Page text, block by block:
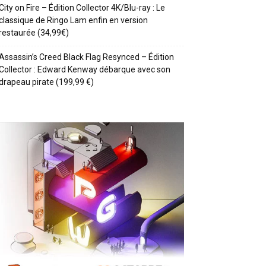
on Fire – Édition Collector 4K/Blu-ray : Le
de Ringo Lam enfin en version
(34,99€)
Creed Black Flag Resynced – Édition
: Edward Kenway débarque avec son
pirate (199,99 €)